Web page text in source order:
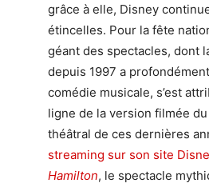
grâce à elle, Disney
étincelles. Pour la fête
géant des spectacles, dont
depuis 1997 a
comédie musicale, s’est
ligne de la version filmée
théâtral de ces dernières
streaming sur son site
Hamilton, le spectacle